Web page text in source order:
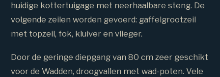
huidige kottertuigage met neerhaalbare steng. De
volgende zeilen worden gevoerd: gaffelgrootzeil
met topzeil, fok, kluiver en vlieger.
Door de geringe diepgang van 80 cm zeer geschikt
voor de Wadden, droogvallen met wad-poten. Vele